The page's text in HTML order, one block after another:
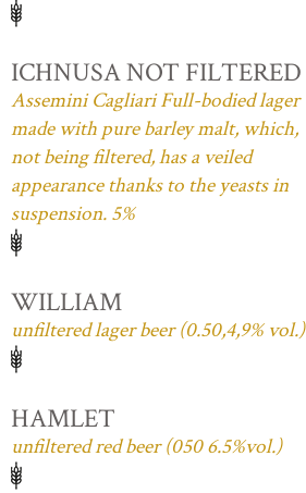
ICHNUSA NOT FILTERED
Assemini Cagliari Full-bodied lager
made with pure barley malt, which,
not being filtered, has a veiled
appearance thanks to the yeasts in
suspension. 5%
WILLIAM
unfiltered lager beer (0.50,4,9% vol.)
HAMLET
unfiltered red beer (050 6.5%vol.)